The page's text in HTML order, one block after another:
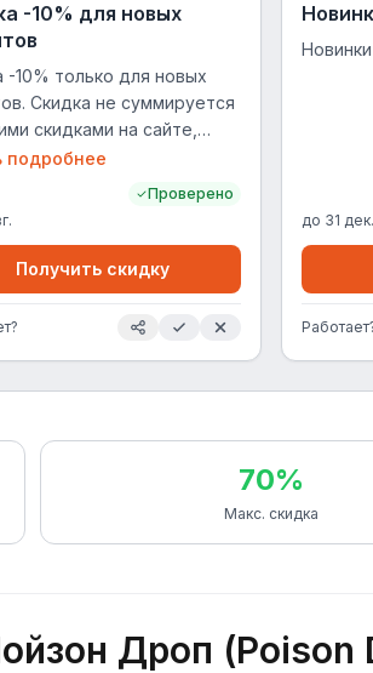
-10% для новых
-10% только для новых
Скидка не суммируется
скидками на сайте,
промокодами и акциями.
подробнее
Проверено
Получить скидку
до 31 дек.
70%
Макс. скидка
Дроп (Poison